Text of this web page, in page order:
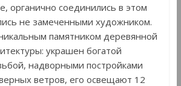
органично соединились в этом
не замеченными художником.
памятником деревянной
украшен богатой
надворными постройками
ветров, его освещают 12